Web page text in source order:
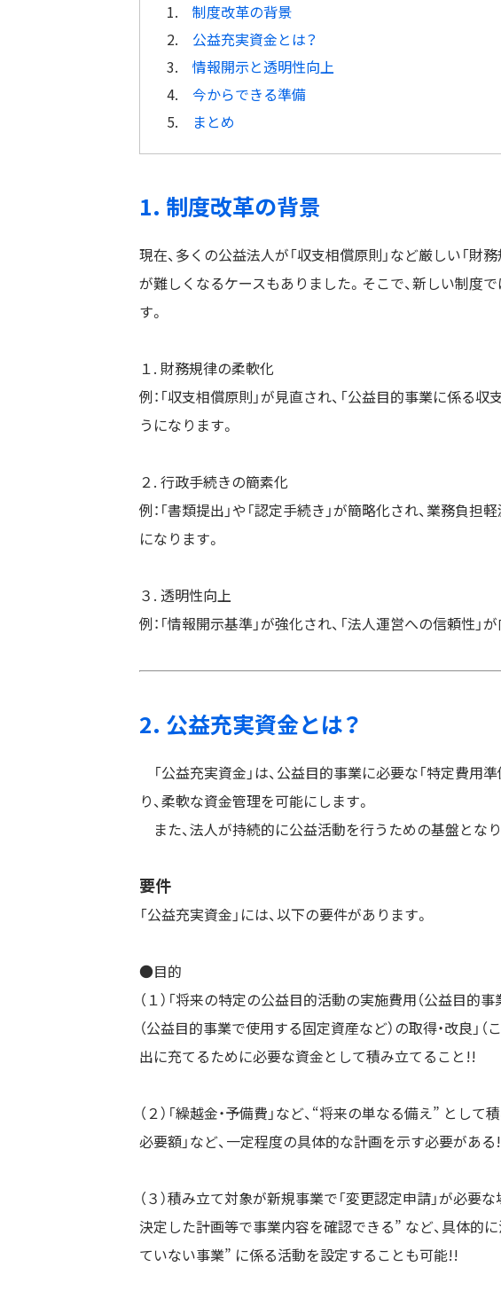
1. 制度改革の背景
2. 公益充実資金とは？
3. 情報開示と透明性向上
4. 今からできる準備
5.
まとめ
1. 制度改革の背景
現在、多くの公益法人が「収支相償原則」など厳しい「財
が難しくなるケースもありました。そこで、新しい制度
す。
１. 財務規律の柔軟化
例：「収支相償原則」が見直され、「公益目的事業に係る
うになります。
２. 行政手続きの簡素化
例：「書類提出」や「認定手続き」が簡略化され、業務負
になります。
３. 透明性向上
例：「情報開示基準」が強化され、「法人運営への信頼性」
2. 公益充実資金とは？
「公益充実資金」は、公益目的事業に必要な「特定費用
り、柔軟な資金管理を可能にします。
また、法人が持続的に公益活動を行うための基盤となり
要件
「公益充実資金」には、以下の要件があります。
●目的
（１）「将来の特定の公益目的活動の実施費用（公益目的
（公益目的事業で使用する固定資産など）の取得・改良」
出に充てるために必要な資金として積み立てること!!
（２）「繰越金・予備費」など、“将来の単なる備え” とし
必要額」など、一定程度の具体的な計画を示す必要があ
（３）積み立て対象が新規事業で「変更認定申請」が必要
決定した計画等で事業内容を確認できる” など、具体的
ていない事業” に係る活動を設定することも可能!!